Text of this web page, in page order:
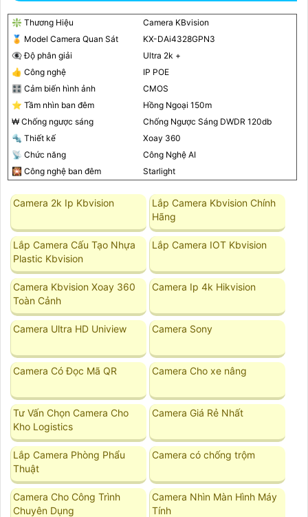
❇️ Thương Hiệu
Camera KBvision
️🏅️ Model Camera Quan Sát
KX-DAi4328GPN3
👁️‍🗨 Độ phân giải
Ultra 2k +
👍 Công nghệ
IP POE
🎛 Cảm biến hình ảnh
CMOS
⭐ Tầm nhìn ban đêm
Hồng Ngoại 150m
₩ Chống ngược sáng
Chống Ngược Sáng DWDR 120db
🔩 Thiết kế
Xoay 360
📡 Chức năng
Công Nghệ AI
🎇 Công nghệ ban đêm
Starlight
Camera 2k Ip Kbvision
Lắp Camera Kbvision Chính
Hãng
Lắp Camera Cấu Tạo Nhựa
Plastic Kbvision
Lắp Camera IOT Kbvision
Camera Kbvision Xoay 360
Toàn Cảnh
Camera Ip 4k Hikvision
Camera Ultra HD Uniview Camera Sony
Camera Có Đọc Mã QR Camera Cho xe nâng
Tư Vấn Chọn Camera Cho
Kho Logistics
Camera Giá Rẻ Nhất
Lắp Camera Phòng Phẩu
Thuật
Camera có chống trộm
Camera Cho Công Trình
Chuyên Dụng
Camera Nhìn Màn Hình Máy
Tính